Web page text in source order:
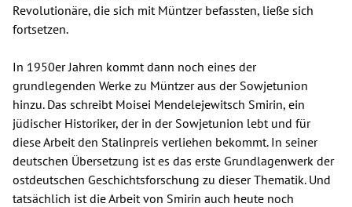
Revolutionäre, die sich mit Müntzer befassten, ließe sich
fortsetzen.
In 1950er Jahren kommt dann noch eines der
grundlegenden Werke zu Müntzer aus der Sowjetunion
hinzu. Das schreibt Moisei Mendelejewitsch Smirin, ein
jüdischer Historiker, der in der Sowjetunion lebt und für
diese Arbeit den Stalinpreis verliehen bekommt. In seiner
deutschen Übersetzung ist es das erste Grundlagenwerk der
ostdeutschen Geschichtsforschung zu dieser Thematik. Und
tatsächlich ist die Arbeit von Smirin auch heute noch